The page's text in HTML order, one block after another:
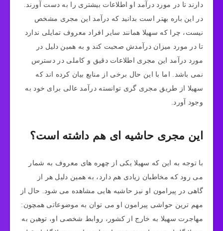
دارند تا در مورد درآمد او اطلاعات بیشتری را به دست آورند.
در این باره بهتر است بدانید که درآمد این مجری مشخص
نیست، چرا که سهیلا همانند سایر افراد معروف تمایلی ندارد
تا در مورد میزان درآمدش صحبت کند و به همین دلیل در
مورد درآمد این مجری اطلاعات دقیق و کاملی در دسترس
نمی باشد. اما با این حال برخی از منابع بیان کرده اند که
سهیلا از طریق مجری گری توانسته درآمد عالی برای خود به
وجود آورد.
این مجری حاشیه ای هم داشته است؟
با توجه به این که سهیلا یکی از چهره های معروف به شمار
می‌ رود که مخاطبان زیادی هم دارد، به همین دلیل هر از
گاهی در پیرامون او نیز حاشیه‌ هایی مشاهده می‌ شود. حال از
مهم‌ ترین حواشی پیرامون او می‌ توان به موضوعاتی همچون:
مهاجرت سهیلا به خارج از کشور، روابط شخصی او، توهین به